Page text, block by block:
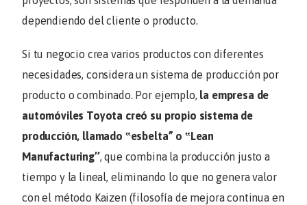
dependiendo del cliente o producto.
Si tu negocio crea varios productos con diferentes
necesidades, considera un sistema de producción por
producto o combinado. Por ejemplo, la empresa de
automóviles Toyota creó su propio sistema de
producción, llamado ‟esbelta” o ‟Lean
Manufacturing’’, que combina la producción justo a
tiempo y la lineal, eliminando lo que no genera valor
con el método Kaizen (filosofía de mejora continua en